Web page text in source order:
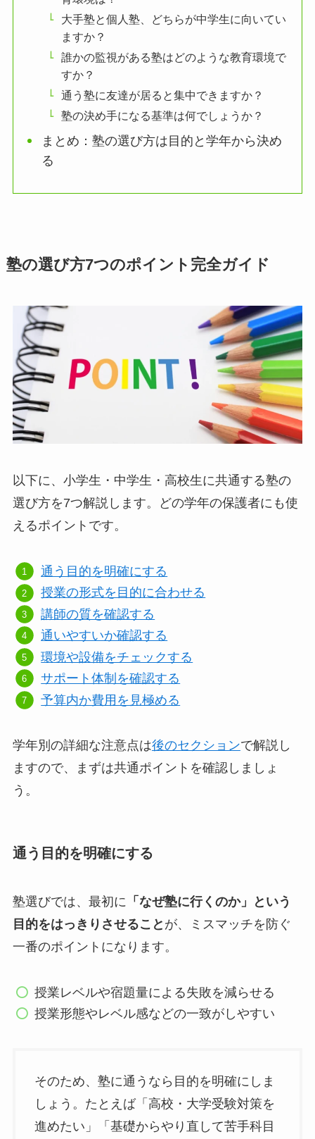
大手塾と個人塾、どちらが中学生に向いてい
ますか？
誰かの監視がある塾はどのような教育環境で
すか？
通う塾に友達が居ると集中できますか？
塾の決め手になる基準は何でしょうか？
まとめ：塾の選び方は目的と学年から決め
る
塾の選び方7つのポイント完全ガイド
以下に、小学生・中学生・高校生に共通する塾の
選び方を7つ解説します。どの学年の保護者にも使
えるポイントです。
通う目的を明確にする
授業の形式を目的に合わせる
講師の質を確認する
通いやすいか確認する
環境や設備をチェックする
サポート体制を確認する
予算内か費用を見極める
学年別の詳細な注意点は後のセクションで解説し
ますので、まずは共通ポイントを確認しましょ
う。
通う目的を明確にする
塾選びでは、最初に 「なぜ塾に行くのか」という
目的をはっきりさせること が、ミスマッチを防ぐ
一番のポイントになります。
授業レベルや宿題量による失敗を減らせる
授業形態やレベル感などの一致がしやすい
そのため、塾に通うなら目的を明確にしま
しょう。たとえば「高校・大学受験対策を
進めたい」「基礎からやり直して苦手科目